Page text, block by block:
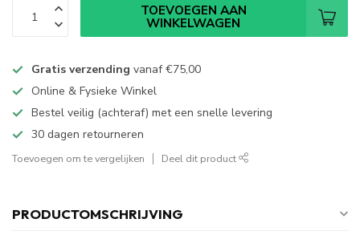
TOEVOEGEN AAN
WINKELWAGEN
Gratis verzending vanaf€75,00
Online & Fysieke Winkel
Bestel veilig (achteraf) met een snelle levering
30 dagen retourneren
Toevoegen om te vergelijken Deel dit product
PRODUCTOMSCHRIJVING